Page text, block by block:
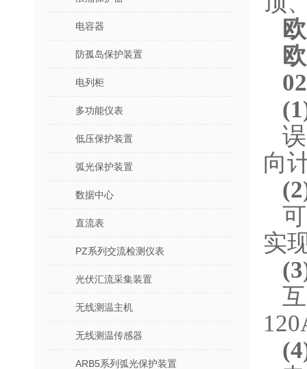
电容器
防孤岛保护装置
电列柜
多功能仪表
低压保护装置
弧光保护装置
数据中心
直流表
PZ系列交流检测仪表
光伏汇流采集装置
无线测温主机
无线测温传感器
ARB5系列弧光保护装置
向
实